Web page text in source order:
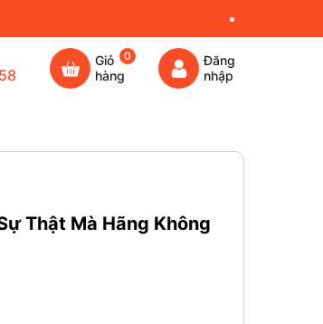
Giỏ
hàng
0
Đăng
nhập
Thật Mà Hãng Không